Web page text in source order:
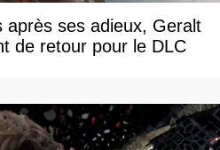
ses adieux, Geralt
de retour pour le DLC